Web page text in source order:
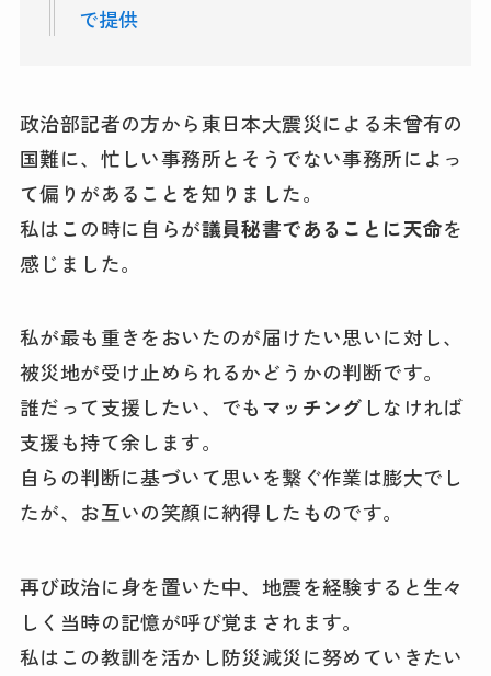
で提供
政治部記者の方から東日本大震災による未曾有の
国難に、忙しい事務所とそうでない事務所によっ
て偏りがあることを知りました。
私はこの時に自らが議員秘書であることに天命を
感じました。
私が最も重きをおいたのが届けたい思いに対し、
被災地が受け止められるかどうかの判断です。
誰だって支援したい、でもマッチング しなければ
支援も持て余します。
自らの判断に基づいて思いを繋ぐ作業は膨大でし
たが、お互いの笑顔に納得したものです。
再び政治に身を置いた中、地震を経験すると生々
しく当時の記憶が呼び覚まされます。
私はこの教訓を活かし防災減災に努めていきたい